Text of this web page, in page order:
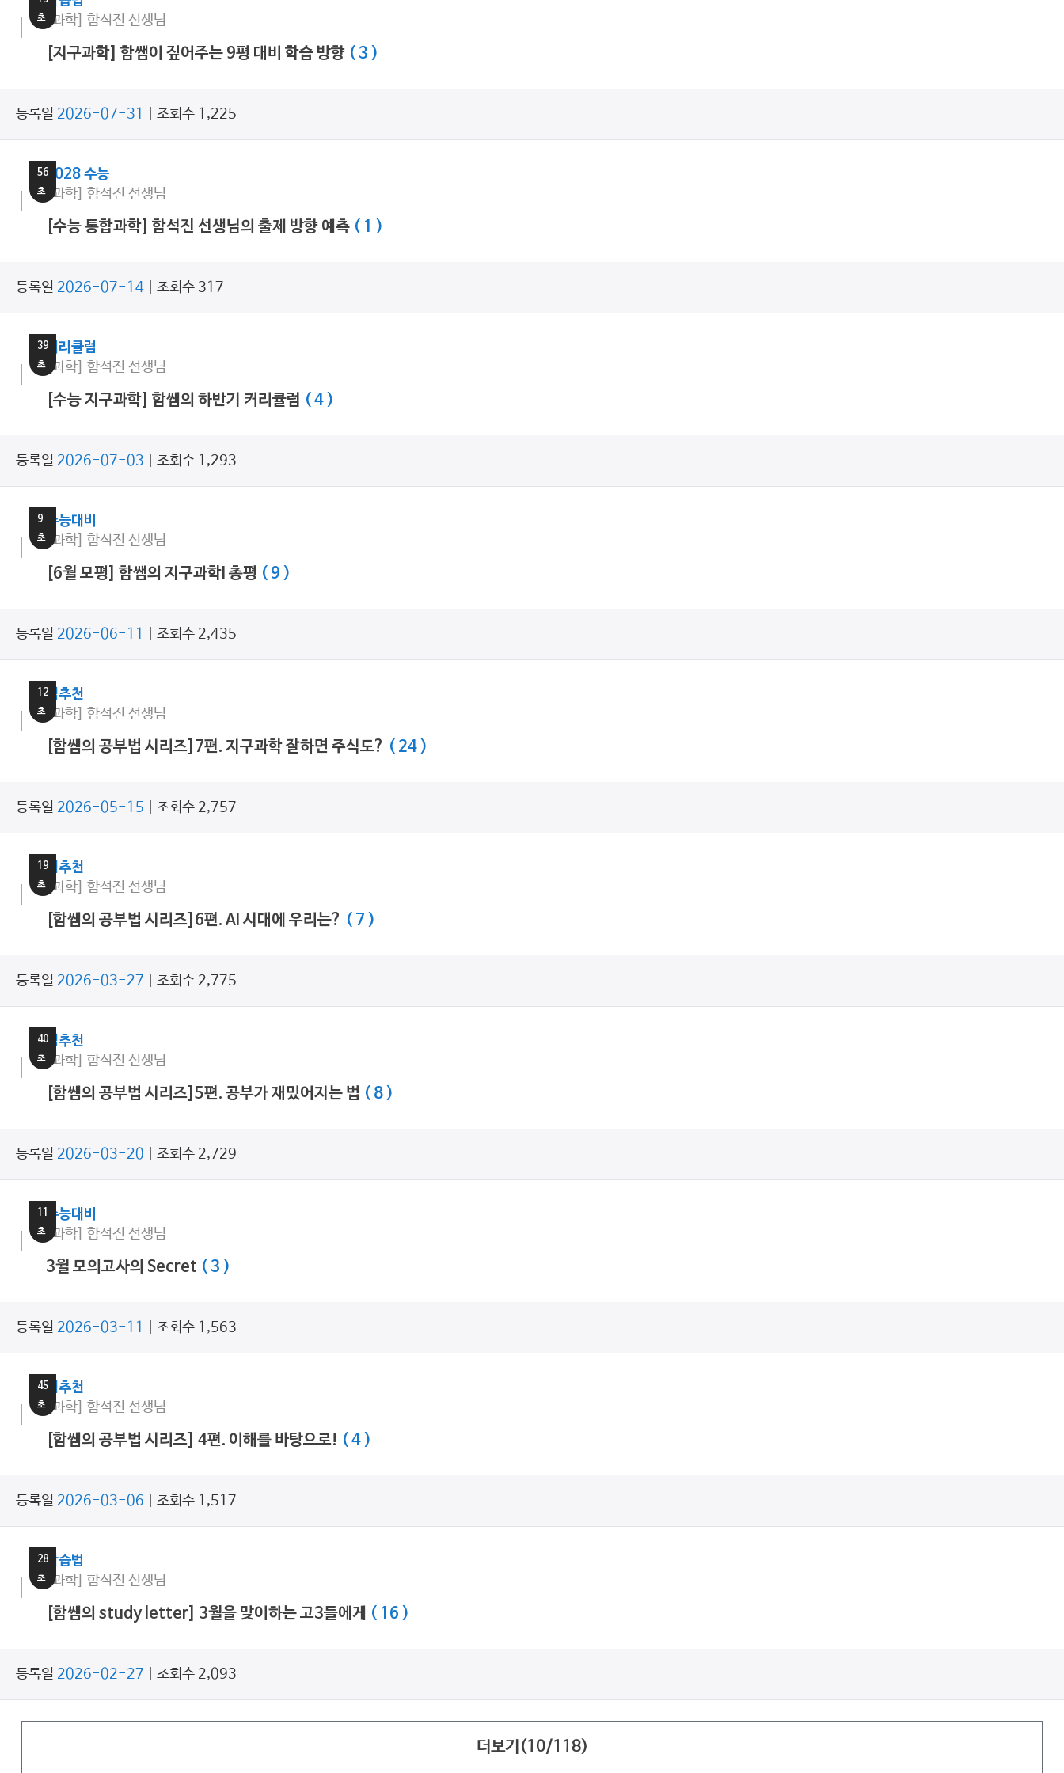
초 [과학] 함석진 선생님
[지구과학] 함쌤이 짚어주는 9평 대비 학습 방향 ( 3 )
등록일 2026-07-31 | 조회수 1,225
56
초
2028 수능
[과학] 함석진 선생님
[수능 통합과학] 함석진 선생님의 출제 방향 예측 ( 1 )
등록일 2026-07-14 | 조회수 317
39
초
커리큘럼
[과학] 함석진 선생님
[수능 지구과학] 함쌤의 하반기 커리큘럼 ( 4 )
등록일 2026-07-03 | 조회수 1,293
9
초
수능대비
[과학] 함석진 선생님
[6월 모평] 함쌤의 지구과학I 총평 ( 9 )
등록일 2026-06-11 | 조회수 2,435
12
초
쌤추천
[과학] 함석진 선생님
[함쌤의 공부법 시리즈]7편. 지구과학 잘하면 주식도? ( 24 )
등록일 2026-05-15 | 조회수 2,757
19
초
쌤추천
[과학] 함석진 선생님
[함쌤의 공부법 시리즈]6편. AI 시대에 우리는? ( 7 )
등록일 2026-03-27 | 조회수 2,775
40
초
쌤추천
[과학] 함석진 선생님
[함쌤의 공부법 시리즈]5편. 공부가 재밌어지는 법 ( 8 )
등록일 2026-03-20 | 조회수 2,729
11
초
수능대비
[과학] 함석진 선생님
3월 모의고사의 Secret ( 3 )
등록일 2026-03-11 | 조회수 1,563
45
초
쌤추천
[과학] 함석진 선생님
[함쌤의 공부법 시리즈] 4편. 이해를 바탕으로! ( 4 )
등록일 2026-03-06 | 조회수 1,517
28
초
학습법
[과학] 함석진 선생님
[함쌤의 study letter] 3월을 맞이하는 고3들에게 ( 16 )
등록일 2026-02-27 | 조회수 2,093
더보기(10/118)